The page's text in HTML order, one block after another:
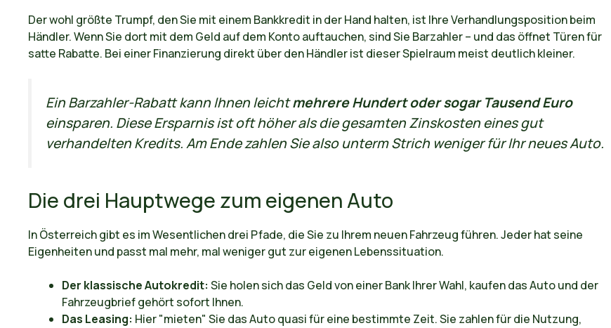
Der wohl größte Trumpf, den Sie mit einem Bankkredit in der Hand halten, ist Ihre Verhandlungsposition beim
Händler. Wenn Sie dort mit dem Geld auf dem Konto auftauchen, sind Sie Barzahler – und das öffnet Türen für
satte Rabatte. Bei einer Finanzierung direkt über den Händler ist dieser Spielraum meist deutlich kleiner.
Ein Barzahler-Rabatt kann Ihnen leichtmehrere Hundert oder sogar Tausend Euro
einsparen. Diese Ersparnis ist oft höher als die gesamten Zinskosten eines gut
verhandelten Kredits. Am Ende zahlen Sie also unterm Strich weniger für Ihr neues Auto.
Die drei Hauptwege zum eigenen Auto
In Österreich gibt es im Wesentlichen drei Pfade, die Sie zu Ihrem neuen Fahrzeug führen. Jeder hat seine
Eigenheiten und passt mal mehr, mal weniger gut zur eigenen Lebenssituation.
Der klassische Autokredit: Sie holen sich das Geld von einer Bank Ihrer Wahl, kaufen das Auto und der
Fahrzeugbrief gehört sofort Ihnen.
Das Leasing: Hier "mieten" Sie das Auto quasi für eine bestimmte Zeit. Sie zahlen für die Nutzung,